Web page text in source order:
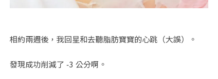
相約兩週後，我回星和去聽脂肪寶寶的心跳（大誤）。
發現成功削減了 -3 公分啊。